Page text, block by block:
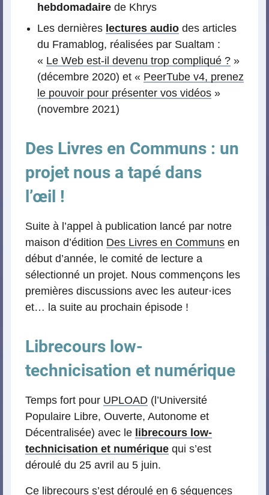
hebdomadaire de Khrys
Les dernières lectures audio des articles
du Framablog, réalisées par Sualtam :
« Le Web est-il devenu trop compliqué ? »
(décembre 2020) et « PeerTube v4, prenez
le pouvoir pour présenter vos vidéos »
(novembre 2021)
Des Livres en Communs : un
projet nous a tapé dans
l’œil !
Suite à l’appel à publication lancé par notre
maison d’édition Des Livres en Communs en
début d’année, le comité de lecture a
sélectionné un projet. Nous commençons les
premières discussions avec les auteur⋅ices
et… la suite au prochain épisode !
Librecours low-
technicisation et numérique
Temps fort pour UPLOAD (l’Université
Populaire Libre, Ouverte, Autonome et
Décentralisée) avec le librecours low-
technicisation et numérique qui s’est
déroulé du 25 avril au 5 juin.
Ce librecours s’est déroulé en 6 séquences